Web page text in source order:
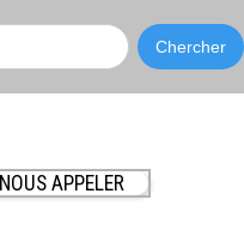
NOUS APPELER